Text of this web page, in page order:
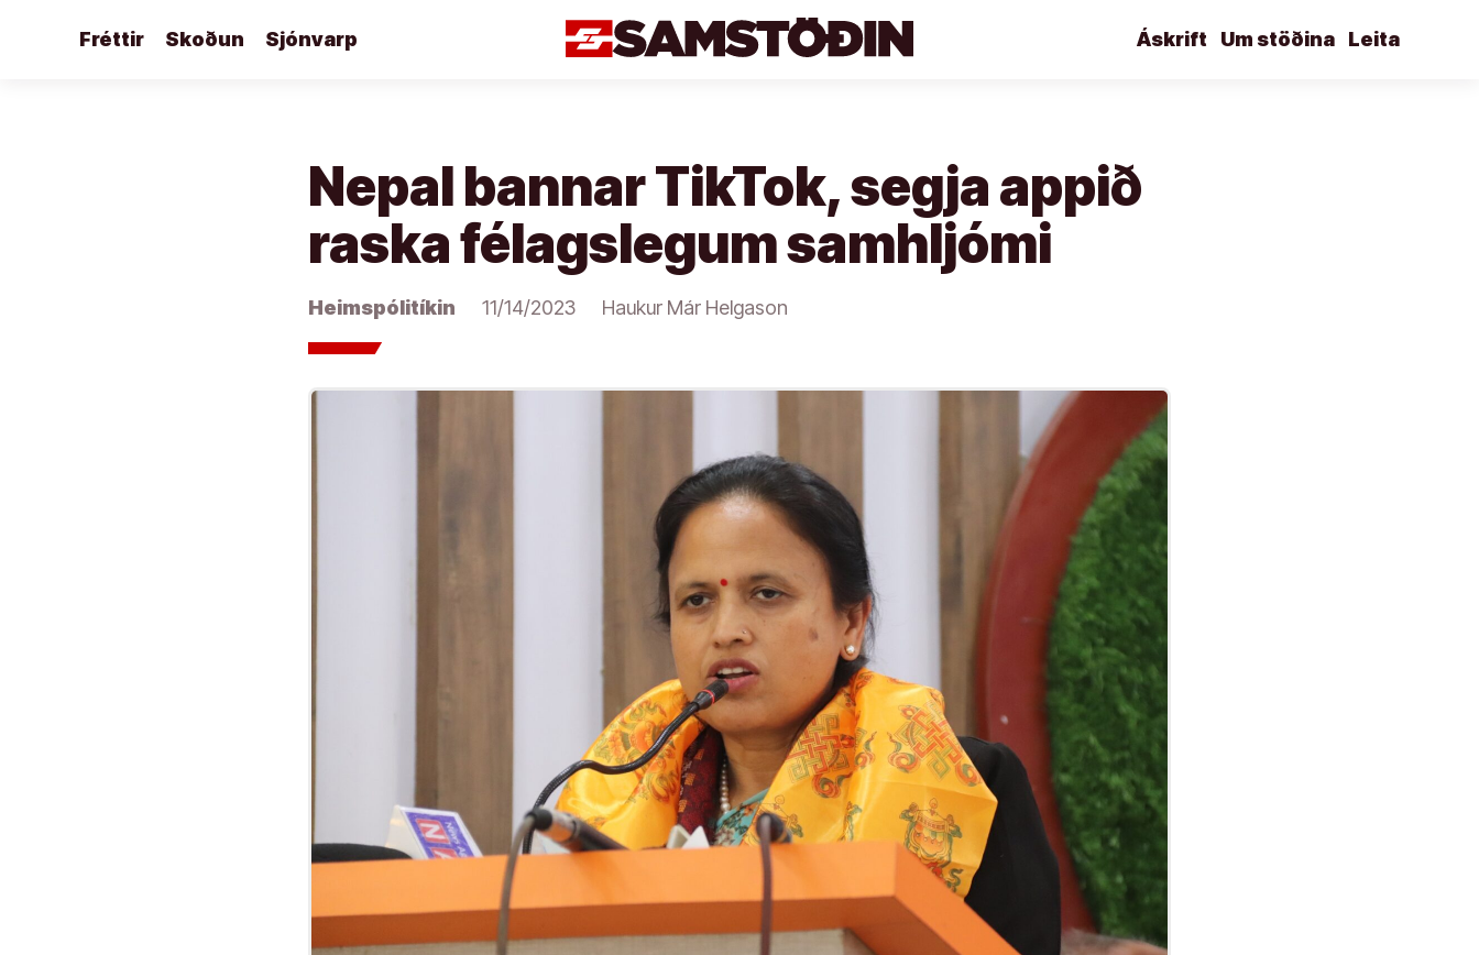
Fréttir Skoðun Sjónvarp Leita
Um stöðina
Áskrift
Nepal bannar TikTok, segja appið
raska félagslegum samhljómi
Heimspólitíkin 11/14/2023 Haukur Már Helgason